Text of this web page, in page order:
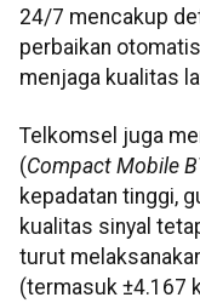
24/7 mencakup
perbaikan
menjaga kualitas
Telkomsel juga
(Compact Mobile
kepadatan tinggi,
kualitas sinyal
turut
(termasuk ±4.167